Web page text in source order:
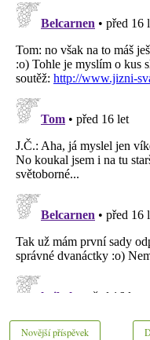
Novější příspěvek